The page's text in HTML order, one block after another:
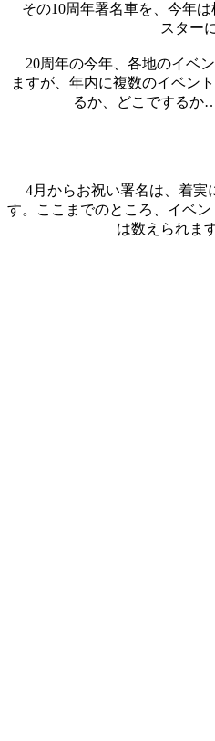
その10周年署名車を、今年は
スター
20周年の今年、各地のイベ
ますが、年内に複数のイベン
るか、どこでするか
4月からお祝い署名は、着実
す。ここまでのところ、イベ
は数えられま